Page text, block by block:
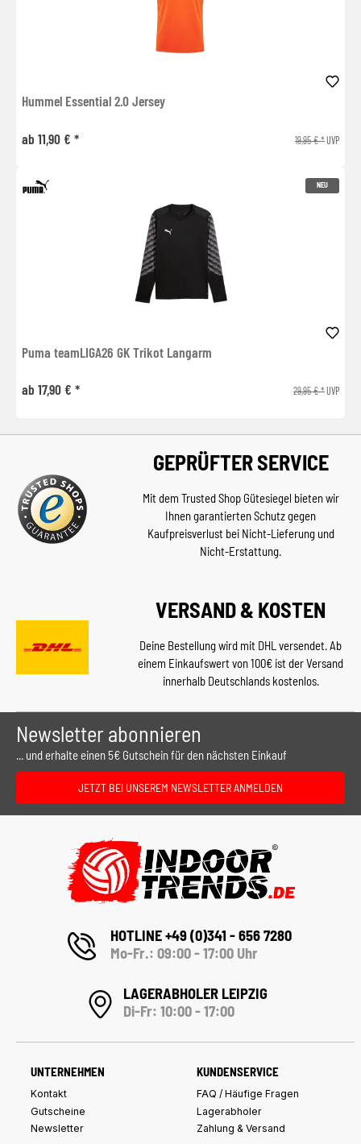
Hummel Essential 2.0 Jersey
ab 11,90 € * 19,95 € *UVP
NEU
Puma teamLIGA26 GK Trikot Langarm
ab 17,90 € * 29,95 € *UVP
GEPRÜFTER SERVICE
Mit dem Trusted Shop Gütesiegel bieten wir
Ihnen garantierten Schutz gegen
Kaufpreisverlust bei Nicht-Lieferung und
Nicht-Erstattung.
VERSAND & KOSTEN
Deine Bestellung wird mit DHL versendet. Ab
einem Einkaufswert von 100€ ist der Versand
innerhalb Deutschlands kostenlos.
Newsletter abonnieren
... und erhalte einen 5€ Gutschein für den nächsten Einkauf
JETZT BEI UNSEREM NEWSLETTER ANMELDEN
HOTLINE +49 (0)341 - 656 7280
Mo-Fr.: 09:00 - 17:00 Uhr
LAGERABHOLER LEIPZIG
Di-Fr: 10:00 - 17:00
UNTERNEHMEN
Kontakt
Gutscheine
Newsletter
KUNDENSERVICE
FAQ / Häufige Fragen
Lagerabholer
Zahlung & Versand